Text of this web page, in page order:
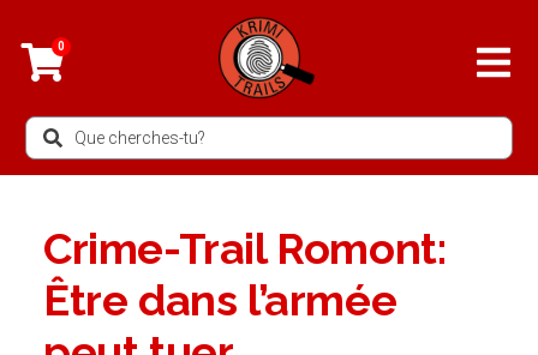
contenu
0
Search
...
Crime-Trail Romont:
Être dans l’armée